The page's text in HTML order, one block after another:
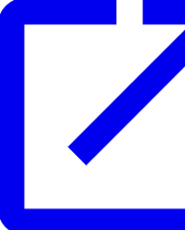
vozidlá nad 7,5t
skútre, štvorkolky
vozidlá / stroje